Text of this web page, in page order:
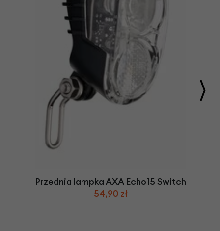
Przednia lampka AXA Echo15 Switch
54,90 zł